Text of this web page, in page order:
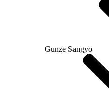
Gunze Sangyo